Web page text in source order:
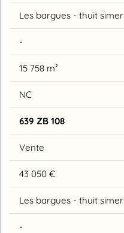
Les bargues - thuit simer
-
15 758 m²
NC
639 ZB 108
Vente
43 050 €
Les bargues - thuit simer
-